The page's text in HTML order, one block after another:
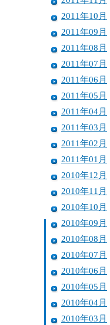
2011年10月
2011年09月
2011年08月
2011年07月
2011年06月
2011年05月
2011年04月
2011年03月
2011年02月
2011年01月
2010年12月
2010年11月
2010年10月
2010年09月
2010年08月
2010年07月
2010年06月
2010年05月
2010年04月
2010年03月